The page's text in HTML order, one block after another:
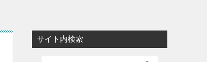
サイト内検索